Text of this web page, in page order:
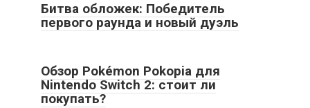
Битва обложек: Победитель
первого раунда и новый дуэль
Обзор Pokémon Pokopia для
Nintendo Switch 2: стоит ли
покупать?